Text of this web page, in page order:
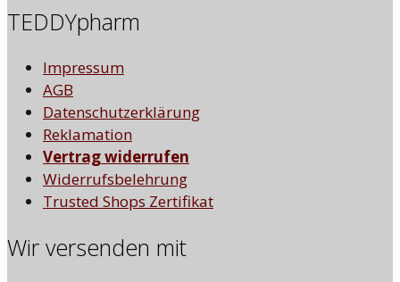
TEDDYpharm
Impressum
AGB
Datenschutzerklärung
Reklamation
Vertrag widerrufen
Widerrufsbelehrung
Trusted Shops Zertifikat
Wir versenden mit